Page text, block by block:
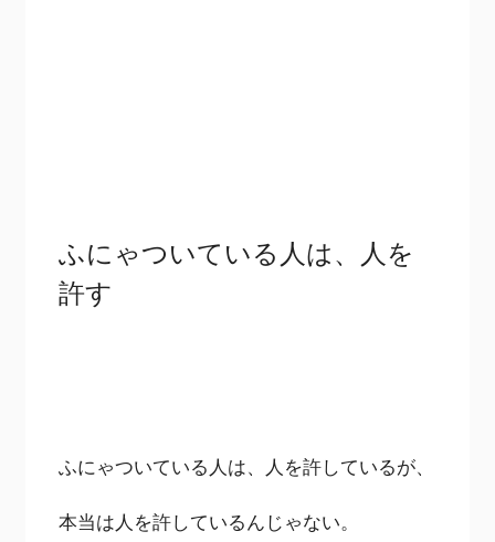
ふにゃついている人は、人を
許す
ふにゃついている人は、人を許しているが、
本当は人を許しているんじゃない。